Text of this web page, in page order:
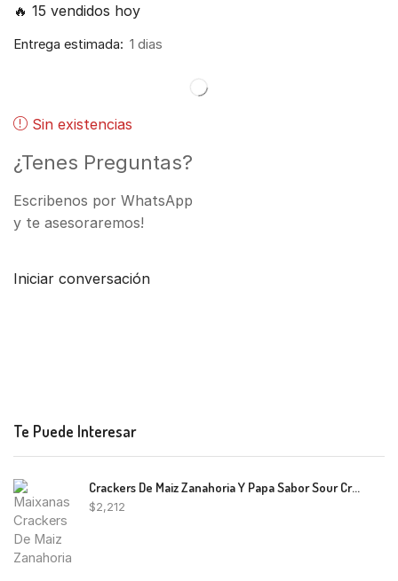
🔥 15 vendidos hoy
Entrega estimada: 1 dias
Sin existencias
¿Tenes Preguntas?
Escribenos por WhatsApp
y te asesoraremos!
Iniciar conversación
Te Puede Interesar
Crackers De Maiz Zanahoria Y Papa Sabor Sour Cream Maixanas 70g
$2,212